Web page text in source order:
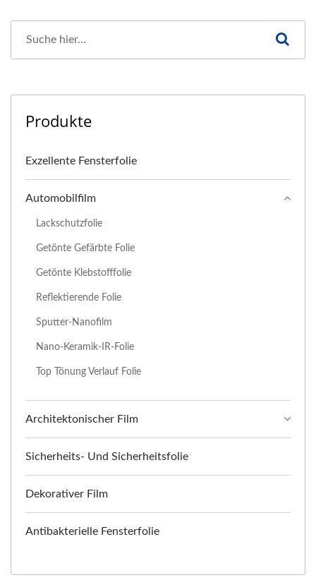
Produkte
Exzellente Fensterfolie
Automobilfilm
Lackschutzfolie
Getönte Gefärbte Folie
Getönte Klebstofffolie
Reflektierende Folie
Sputter-Nanofilm
Nano-Keramik-IR-Folie
Top Tönung Verlauf Folie
Architektonischer Film
Sicherheits- Und Sicherheitsfolie
Dekorativer Film
Antibakterielle Fensterfolie